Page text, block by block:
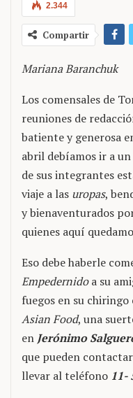
2.344
Compartir
Mariana Baranchuk
Los comensales de
reuniones de
batiente y generosa
abril debíamos ir a
de sus integrantes
viaje a las uropas,
y bienaventurados
quienes aquí
Eso debe haberle
Empedernidoa su
fuegos en su chiringo
Asian Food, una
en Jerónimo
que pueden
llevar al teléfono 11-